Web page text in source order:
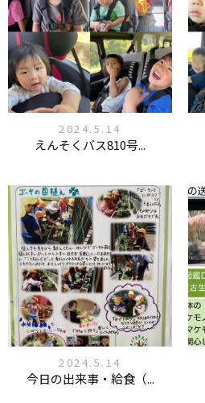
2024.5.14
えんそくバス810号...
2024.5.14
今日の出来事・給食（...